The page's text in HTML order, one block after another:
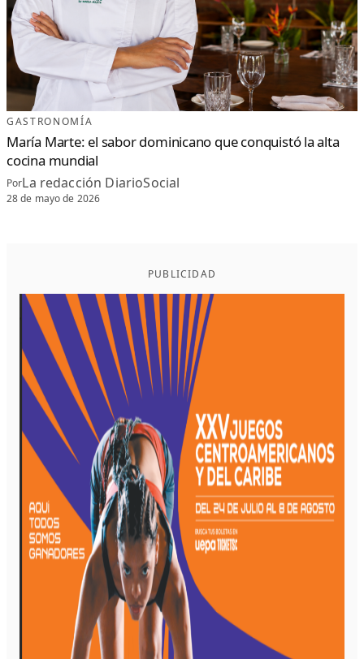
GASTRONOMÍA
María Marte: el sabor dominicano que conquistó la alta
cocina mundial
PorLa redacción DiarioSocial
28 de mayo de 2026
PUBLICIDAD